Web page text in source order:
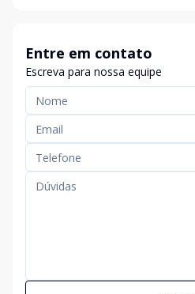
Entre em contato
Escreva para nossa equipe